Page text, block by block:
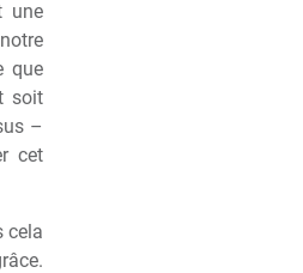
une
que
soit
–
cet
cela